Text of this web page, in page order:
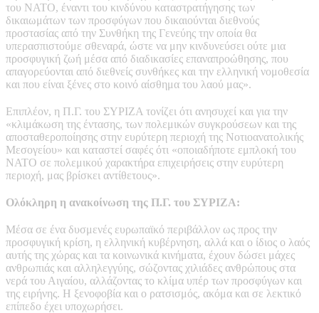
του ΝΑΤΟ, έναντι του κινδύνου καταστρατήγησης των
δικαιωμάτων των προσφύγων που δικαιούνται διεθνούς
προστασίας από την Συνθήκη της Γενεύης την οποία θα
υπερασπιστούμε σθεναρά, ώστε να μην κινδυνεύσει ούτε μια
προσφυγική ζωή μέσα από διαδικασίες επαναπροώθησης, που
απαγορεύονται από διεθνείς συνθήκες και την ελληνική νομοθεσία
και που είναι ξένες στο κοινό αίσθημα του λαού μας».
Επιπλέον, η Π.Γ. του ΣΥΡΙΖΑ τονίζει ότι ανησυχεί και για την
«κλιμάκωση της έντασης, των πολεμικών συγκρούσεων και της
αποσταθεροποίησης στην ευρύτερη περιοχή της Νοτιοανατολικής
Μεσογείου» και καταστεί σαφές ότι «οποιαδήποτε εμπλοκή του
ΝΑΤΟ σε πολεμικού χαρακτήρα επιχειρήσεις στην ευρύτερη
περιοχή, μας βρίσκει αντίθετους».
Ολόκληρη η ανακοίνωση της Π.Γ. του ΣΥΡΙΖΑ:
Μέσα σε ένα δυσμενές ευρωπαϊκό περιβάλλον ως προς την
προσφυγική κρίση, η ελληνική κυβέρνηση, αλλά και ο ίδιος ο λαός
αυτής της χώρας και τα κοινωνικά κινήματα, έχουν δώσει μάχες
ανθρωπιάς και αλληλεγγύης, σώζοντας χιλιάδες ανθρώπους στα
νερά του Αιγαίου, αλλάζοντας το κλίμα υπέρ των προσφύγων και
της ειρήνης. Η ξενοφοβία και ο ρατσισμός, ακόμα και σε λεκτικό
επίπεδο έχει υποχωρήσει.